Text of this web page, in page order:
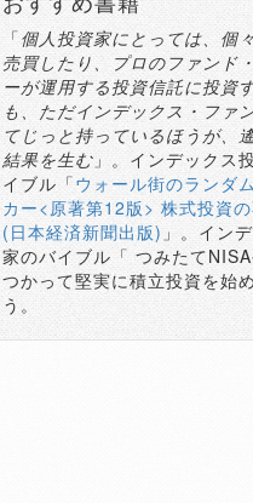
「個人投資家にとっては、個
売買したり、プロのファンド
ーが運用する投資信託に投資
も、ただインデックス・ファ
てじっと持っているほうが、
結果を生む」。インデックス
イブル「ウォール街のランダ
カー<原著第12版> 株式投資
(日本経済新聞出版) 」。イン
家のバイブル「 つみたて
つかって堅実に積立投資を始
う。